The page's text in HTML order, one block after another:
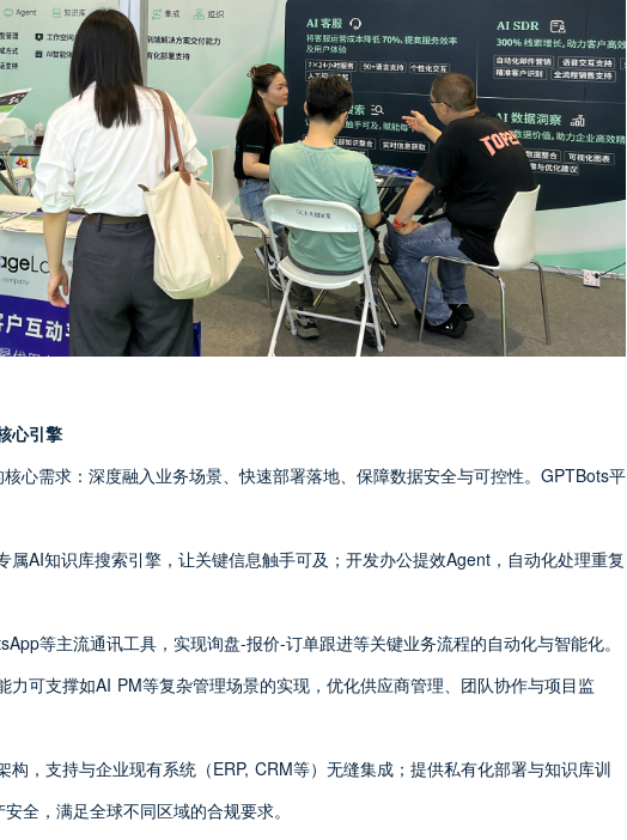
心引擎
心需求：深度融入业务场景、快速部署落地、保障数据安全与可控性。GPTBots平
属AI知识库搜索引擎，让关键信息触手可及；开发办公提效Agent，自动化处理重复
等主流通讯工具，实现询盘-报价-订单跟进等关键业务流程的自动化与智能化。
力可支撑如AI PM等复杂管理场景的实现，优化供应商管理、团队协作与项目监
构，支持与企业现有系统（ERP, CRM等）无缝集成；提供私有化部署与知识库训
全，满足全球不同区域的合规要求。